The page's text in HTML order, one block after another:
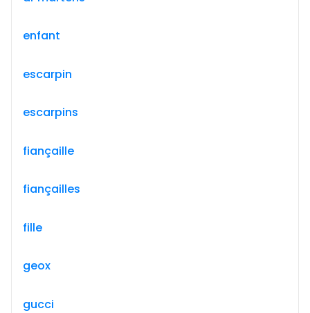
enfant
escarpin
escarpins
fiançaille
fiançailles
fille
geox
gucci